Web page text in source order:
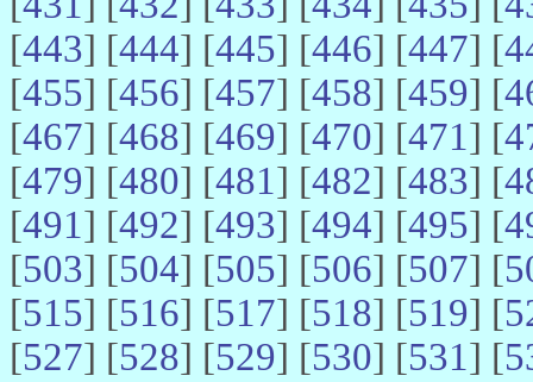
[443] [444] [445] [446] [447] [
[455] [456] [457] [458] [459] [
[467] [468] [469] [470] [471] [
[479] [480] [481] [482] [483] [
[491] [492] [493] [494] [495] [
[503] [504] [505] [506] [507] [
[515] [516] [517] [518] [519] [
[527] [528] [529] [530] [531] [